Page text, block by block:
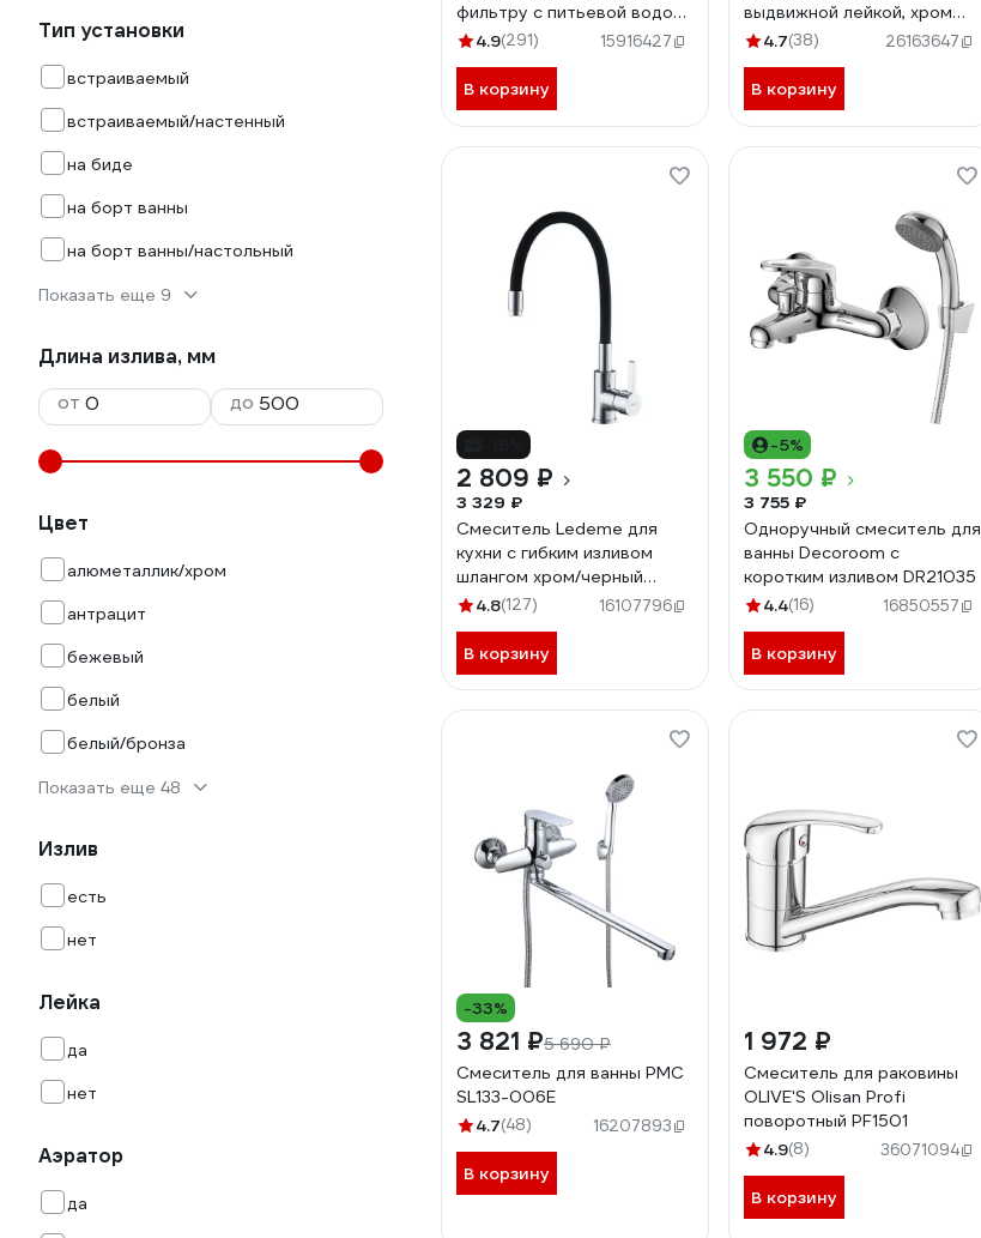
Тип установки
встраиваемый
встраиваемый/настенный
на биде
на борт ванны
на борт ванны/настольный
Показать еще 9
Длина излива, мм
от
до
Цвет
алюметаллик/хром
антрацит
бежевый
белый
белый/бронза
Показать еще 48
Излив
есть
нет
Лейка
да
нет
Аэратор
да
фильтру с питьевой водой
LM3071C-Gray
4.9(291) 15916427
В корзину
выдвижной лейкой, хром
S963
4.7(38) 26163647
В корзину
2 809 ₽
3 329 ₽
Смеситель Ledeme для
кухни с гибким изливом
шлангом хром/черный
L4898-2
4.8(127) 16107796
В корзину
-5%
3 550 ₽
3 755 ₽
Одноручный смеситель для
ванны Decoroom с
коротким изливом DR21035
4.4(16) 16850557
В корзину
-33%
3 821 ₽5 690 ₽
Смеситель для ванны РМС
SL133-006E
4.7(48) 16207893
В корзину
1 972 ₽
Смеситель для раковины
OLIVE'S Olisan Profi
поворотный PF1501
4.9(8) 36071094
В корзину